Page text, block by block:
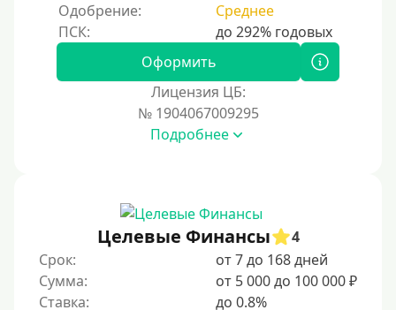
Одобрение:
Среднее
Оформить
Лицензия ЦБ:
№ 1904067009295
Подробнее
Целевые Финансы
4
Срок:
от 7 до 168 дней
Сумма:
от 5 000 до 100 000 ₽
Ставка:
до 0.8%